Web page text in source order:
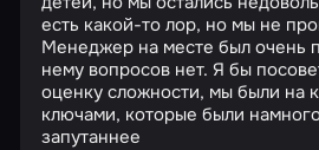
есть какой-то лор, но мы не
Менеджер на месте был очень
нему вопросов нет. Я бы
оценку сложности, мы были на
ключами, которые были
запутаннее